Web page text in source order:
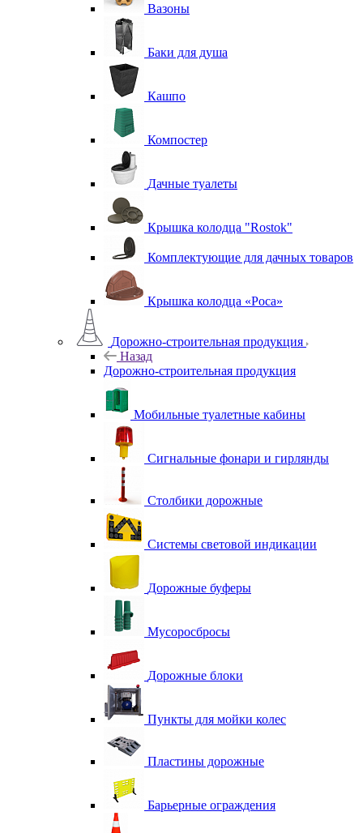
Вазоны
Баки для душа
Кашпо
Компостер
Дачные туалеты
Крышка колодца "Rostok"
Комплектующие для дачных товаров
Крышка колодца «Роса»
Дорожно-строительная продукция
Назад
Дорожно-строительная продукция
Мобильные туалетные кабины
Сигнальные фонари и гирлянды
Столбики дорожные
Системы световой индикации
Дорожные буферы
Мусоросбросы
Дорожные блоки
Пункты для мойки колес
Пластины дорожные
Барьерные ограждения